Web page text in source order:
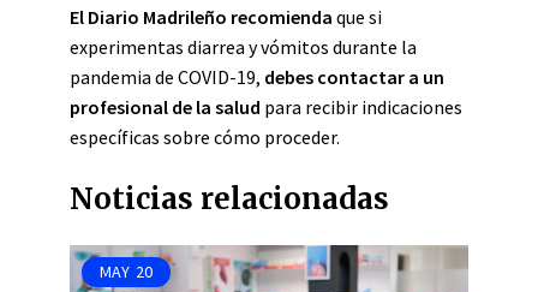
El Diario Madrileño recomienda que si
experimentas diarrea y vómitos durante la
pandemia de COVID-19, debes contactar a un
profesional de la salud para recibir indicaciones
específicas sobre cómo proceder.
Noticias relacionadas
MAY 20